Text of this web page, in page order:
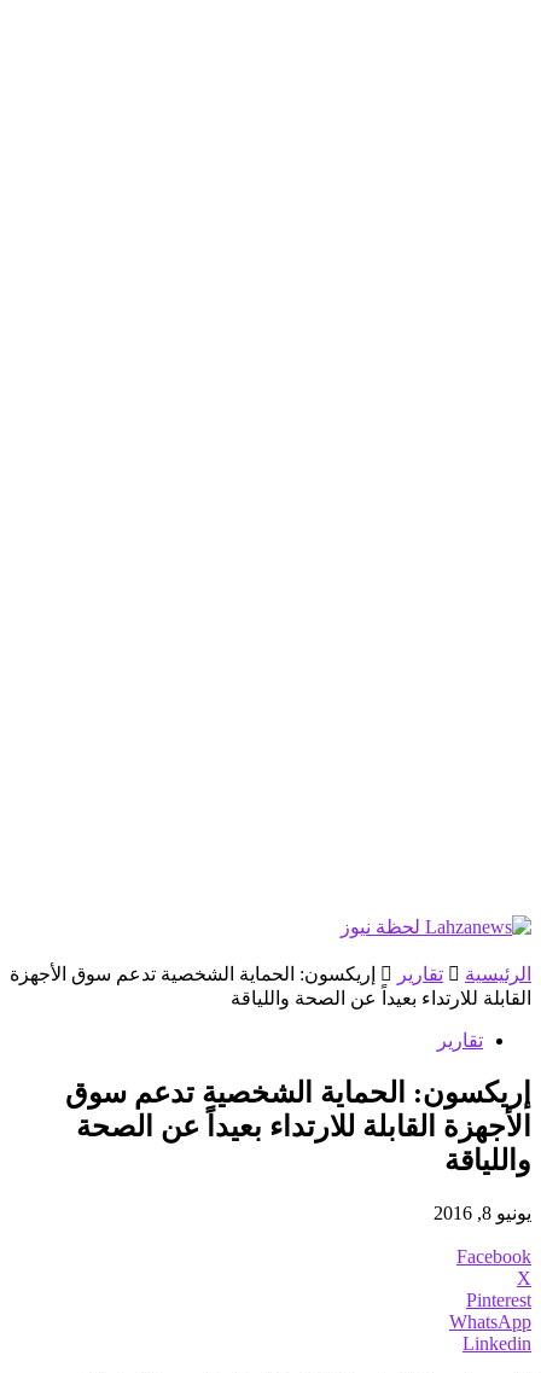
الرئيسية تقارير
إريكسون: الحماية الشخصية تدعم سوق الأجهزة
القابلة للارتداء بعيداً عن الصحة واللياقة
تقارير
إريكسون: الحماية الشخصية تدعم سوق
الأجهزة القابلة للارتداء بعيداً عن الصحة
واللياقة
يونيو 8, 2016
Facebook
X
Pinterest
WhatsApp
Linkedin